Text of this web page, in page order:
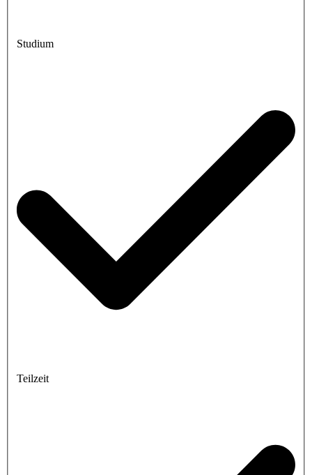
Studium
Teilzeit